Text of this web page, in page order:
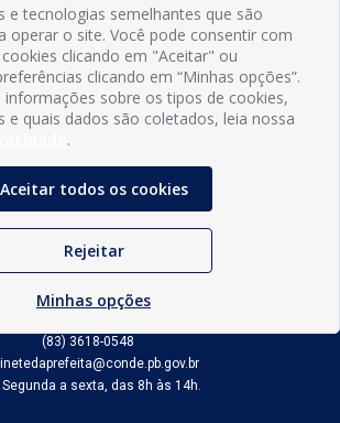
INFORMAÇÕES
Município de Conde - PB
CNPJ: 08.916.645/0001-80
(83) 3618-0548
Segunda a sexta, das 8h às 14h.
e tecnologias semelhantes que são
operar o site. Você pode consentir com
clicando em "Aceitar" ou
clicando em “Minhas opções”.
informações sobre os tipos de cookies,
e quais dados são coletados, leia nossa
.
Aceitar todos os cookies
Rejeitar
Minhas opções